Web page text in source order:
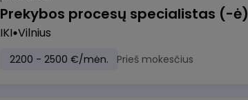
Prekybos procesų specialistas (-ė)
IKI Vilnius
2200 - 2500 €/mėn. Prieš mokesčius